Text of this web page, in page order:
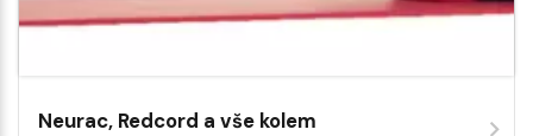
Neurac, Redcord a vše kolem